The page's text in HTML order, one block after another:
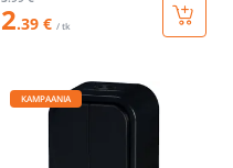
2.39 € / tk
KAMPAANIA